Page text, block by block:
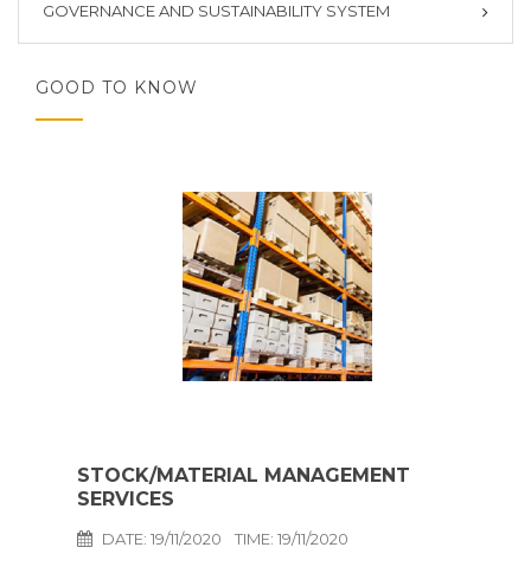
GOVERNANCE AND SUSTAINABILITY SYSTEM
GOOD TO KNOW
STOCK/MATERIAL MANAGEMENT
SERVICES
DATE: 19/11/2020 TIME: 19/11/2020